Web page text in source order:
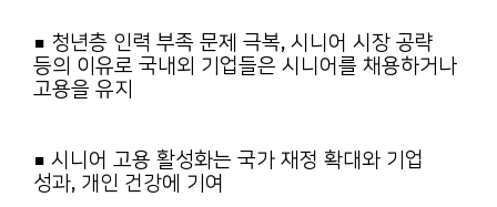
■ 청년층 인력 부족 문제 극복, 시니어 시장 공략
등의 이유로 국내외 기업들은 시니어를 채용하거나
고용을 유지
■ 시니어 고용 활성화는 국가 재정 확대와 기업
성과, 개인 건강에 기여